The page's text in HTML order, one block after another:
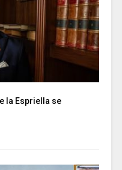
la Espriella se